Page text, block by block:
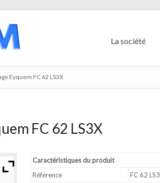
La société
Eyquem FC 62 LS3X
FC 62 LS3X
Caractéristiques du produit
Référence
FC 62